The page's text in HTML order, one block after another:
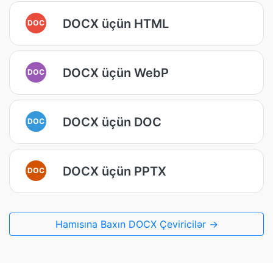
DOC DOCX üçün HTML
DOC DOCX üçün WebP
DOC DOCX üçün DOC
DOC DOCX üçün PPTX
Hamısına Baxın DOCX Çeviricilər →